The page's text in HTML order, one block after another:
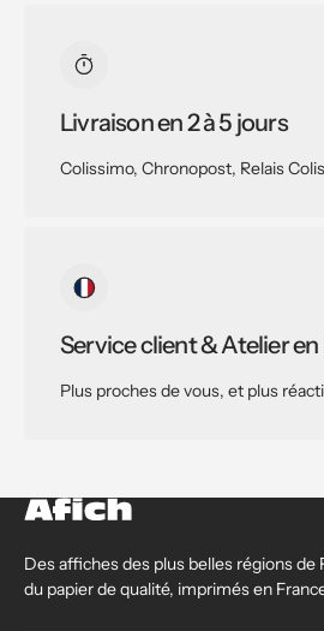
Livraison en 2 à 5 jours
Colissimo, Chronopost, Relais Colis
Service client & Atelier
Plus proches de vous, et plus
Des affiches des plus belles régions de
du papier de qualité, imprimés en